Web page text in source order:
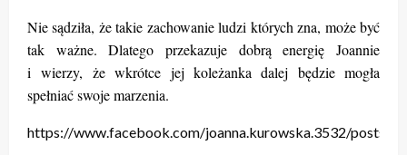
Nie sądziła, że takie zachowanie ludzi których zna, może być
tak ważne. Dlatego przekazuje dobrą energię Joannie
i wierzy, że wkrótce jej koleżanka dalej będzie mogła
spełniać swoje marzenia.
https://www.facebook.com/joanna.kurowska.3532/posts/